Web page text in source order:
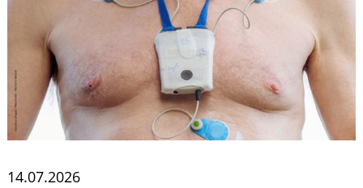
ELTERN UND KIND
14.07.2026